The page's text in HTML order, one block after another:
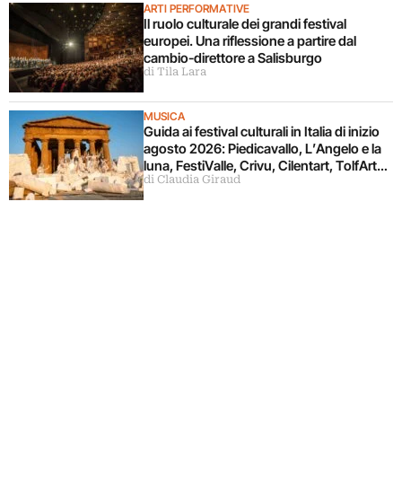
ARTI PERFORMATIVE
Il ruolo culturale dei grandi festival
europei. Una riflessione a partire dal
cambio-direttore a Salisburgo
di Tila Lara
MUSICA
Guida ai festival culturali in Italia di inizio
agosto 2026: Piedicavallo, L’Angelo e la
luna, FestiValle, Crivu, Cilentart, TolfArte,
Pietrasanta è Ceramica
di Claudia Giraud